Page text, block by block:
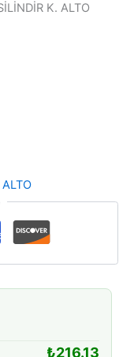
K. ALTO
ALTO
₺216.13